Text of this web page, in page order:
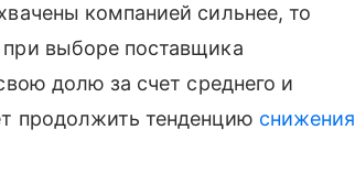
компанией сильнее, то
выборе поставщика
долю за счет среднего и
продолжить тенденцию снижения